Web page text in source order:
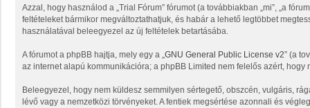
Azzal, hogy használod a „Trial Fórum” fórumot (a továbbiakban „mi”, „a
feltételeket bármikor megváltoztathatjuk, és habár a lehető legtöbbet
használatával beleegyezel az új feltételek betartásába.
A fórumot a phpBB hajtja, mely egy a „GNU General Public License v2” (a
az internet alapú kommunikációra; a phpBB Limited nem felelős azért,
Beleegyezel, hogy nem küldesz semmilyen sértegető, obszcén, vulgáris,
lévő vagy a nemzetközi törvényeket. A fentiek megsértése azonnali és